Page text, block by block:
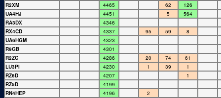
R2XM
4465 62
126
UA4HJ
4451 5
564
RA3DX
4346
RX4CD
4337 95 59
8
UA6HGM
4323
R9GB
4301
R2ZC
4286 20 74
61
LU3PI
4230 1 39
1
RZ6D
4207
1
RZ5D
4199
RN4HEP
4196
2